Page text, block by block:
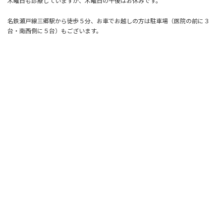
名鉄瀬戸線三郷駅から徒歩５分、お車でお越しの方は駐車場（医院の前に３
台・南西側に５台）もございます。